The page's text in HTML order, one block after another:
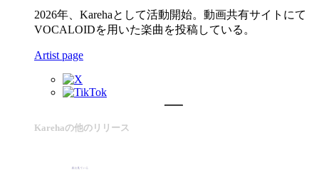
2026年、Karehaとして活動開始。動画共有サイトにて
VOCALOIDを用いた楽曲を投稿している。
Artist page
Karehaの他のリリース